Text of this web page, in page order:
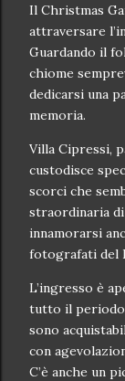
Il Christmas
attraversare
Guardando il
chiome
dedicarsi una
memoria.
Villa Cipressi,
custodisce
scorci che
straordinaria
innamorarsi
fotografati del
L’ingresso è
tutto il periodo
sono
con
C’è anche un